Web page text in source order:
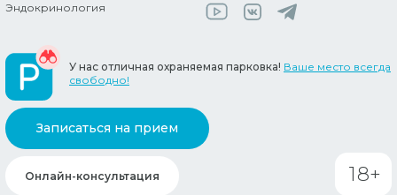
Эндокринология
Записаться на прием
Онлайн-консультация
У нас отличная охраняемая парковка! Ваше место всегда
свободно!
18+